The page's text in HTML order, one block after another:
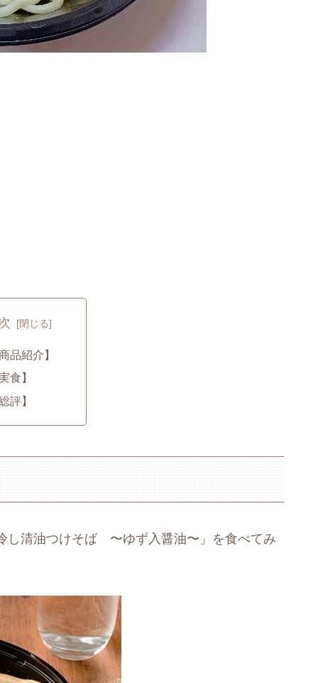
品紹介】
食】
評】
清油つけそば 〜ゆず入醤油〜」を食べてみ